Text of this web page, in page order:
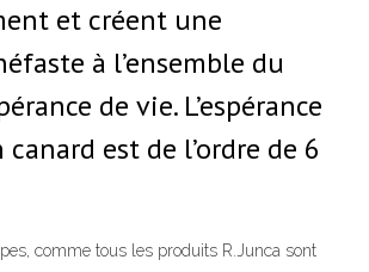
et créent une
à l’ensemble du
de vie. L’espérance
canard est de l’ordre de 6
comme tous les produits R.Junca sont